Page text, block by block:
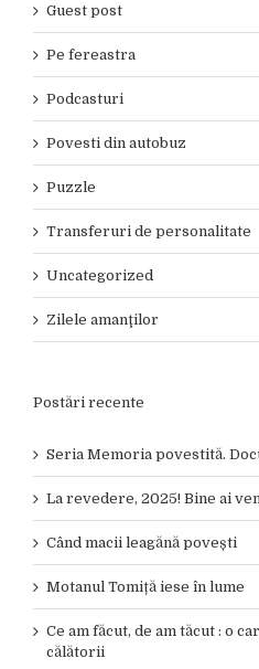
Guest post
Pe fereastra
Podcasturi
Povesti din autobuz
Puzzle
Transferuri de personalitate
Uncategorized
Zilele amanţilor
Postări recente
Seria Memoria povestită.
La revedere, 2025! Bine ai
Când macii leagănă povești
Motanul Tomiță iese în lume
Ce am făcut, de am tăcut : o
călătorii